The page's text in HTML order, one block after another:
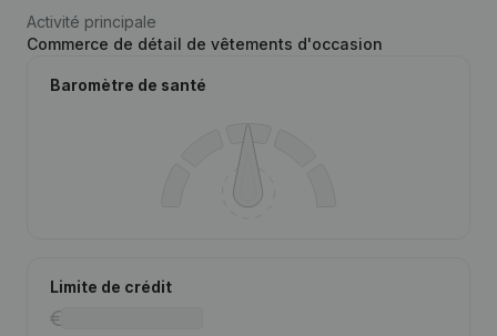
Activité principale
Commerce de détail de vêtements d'occasion
Baromètre de santé
Limite de crédit